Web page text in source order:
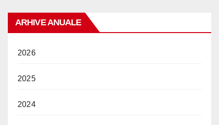
ARHIVE ANUALE
2026
2025
2024